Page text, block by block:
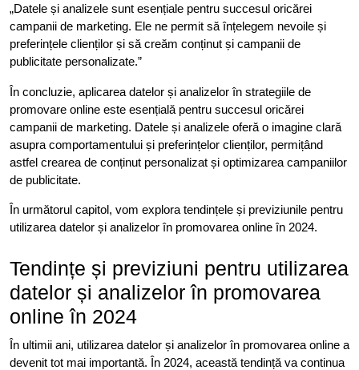
„Datele și analizele sunt esențiale pentru succesul oricărei
campanii de marketing. Ele ne permit să înțelegem nevoile și
preferințele clienților și să creăm conținut și campanii de
publicitate personalizate.”
În concluzie, aplicarea datelor și analizelor în strategiile de
promovare online este esențială pentru succesul oricărei
campanii de marketing. Datele și analizele oferă o imagine clară
asupra comportamentului și preferințelor clienților, permițând
astfel crearea de conținut personalizat și optimizarea campaniilor
de publicitate.
În următorul capitol, vom explora tendințele și previziunile pentru
utilizarea datelor și analizelor în promovarea online în 2024.
Tendințe și previziuni pentru utilizarea
datelor și analizelor în promovarea
online în 2024
În ultimii ani, utilizarea datelor și analizelor în promovarea online a
devenit tot mai importantă. În 2024, această tendință va continua